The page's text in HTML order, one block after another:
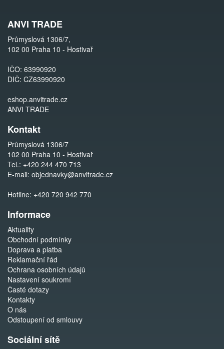
ANVI TRADE
Průmyslová 1306/7,
102 00 Praha 10 - Hostivař
IČO: 63990920
DIČ: CZ63990920
eshop.anvitrade.cz
ANVI TRADE
Kontakt
Průmyslová 1306/7
102 00 Praha 10 - Hostivař
Tel.: +420 244 470 713
E-mail: objednavky@anvitrade.cz
Hotline: +420 720 942 770
Informace
Aktuality
Obchodní podmínky
Doprava a platba
Reklamační řád
Ochrana osobních údajů
Nastavení soukromí
Časté dotazy
Kontakty
O nás
Odstoupení od smlouvy
Sociální sítě